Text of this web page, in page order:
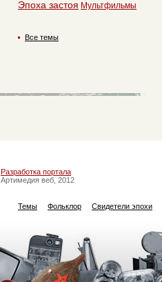
Эпоха застоя Мультфильмы
Все темы
Разработка портала
Артимедия веб, 2012
Темы Фольклор Свидетели эпохи